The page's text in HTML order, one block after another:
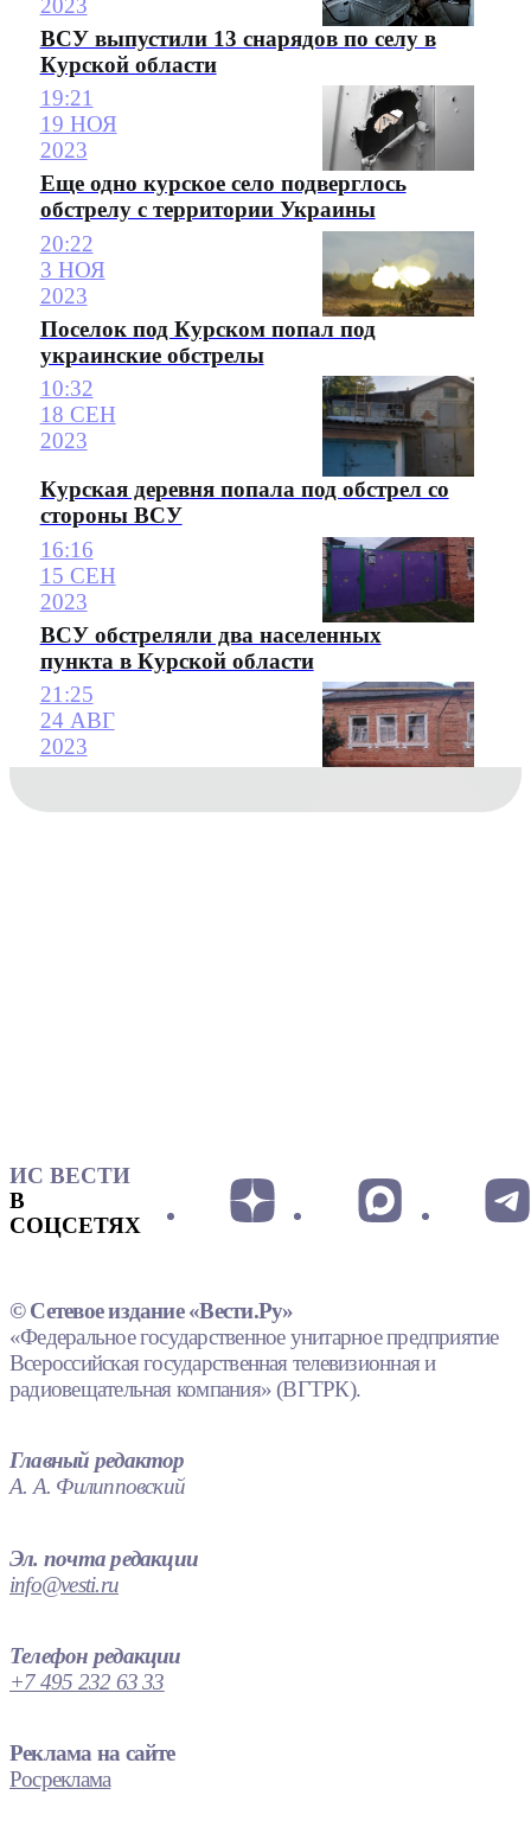
2023
ВСУ выпустили 13 снарядов по селу в
Курской области
19:21
19 НОЯ
2023
Еще одно курское село подверглось
обстрелу с территории Украины
20:22
3 НОЯ
2023
Поселок под Курском попал под
украинские обстрелы
10:32
18 СЕН
2023
Курская деревня попала под обстрел со
стороны ВСУ
16:16
15 СЕН
2023
ВСУ обстреляли два населенных
пункта в Курской области
21:25
24 АВГ
2023
ИС ВЕСТИ
В
СОЦСЕТЯХ
© Сетевое издание «Вести.Ру»
«Федеральное государственное унитарное предприятие
Всероссийская государственная телевизионная и
радиовещательная компания» (ВГТРК).
Главный редактор
А. А. Филипповский
Эл. почта редакции
info@vesti.ru
Телефон редакции
+7 495 232 63 33
Реклама на сайте
Росреклама